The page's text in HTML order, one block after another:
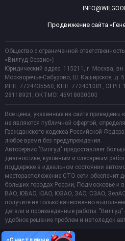
Продвижение сайта
Общество с ограниченной
«Вилгуд Сервис»)
Юридический адрес: 115211, г. Москва,
Москворечье-Сабурово, Ш. Каширское, д.
ИНН: 7724435560, КПП: 772401001, ОГРН:
28118921; ОКТМО: 45918000000
Все цены, указанные на сайте приведены
не являются публичной офертой,
Гражданского кодекса Российской
любое время без предупреждения.
Автосервис "Вилгуд" предоставляет
диагностике, кузовным и слесарным
поддержке в идеальном состоянии
месторасположение СТО сети обеспечит
больших городах России, Подмосковье
ВАО, ЮВАО, ЮАО, ЮЗАО, ЗАО, СЗАО, ЗелАО.
получите не только качественно
детали и произведенные работы.
удобное решение проблем и неполадок